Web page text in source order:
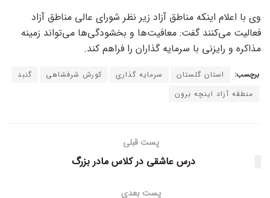
وی با اعلام اینکه مناطق آزاد زیر نظر شورای عالی مناطق آزاد
فعالیت می‌کنند گفت: معافیت‌ها و بخشودگی‌ها می‌تواند زمینه
مذاکره و رایزنی با سرمایه گذاران را فراهم کند.
برچسب: استان گلستان سرمایه گذاری کورش شرفشاهی
گنبد
منطقه آزاد اینچه برون
پست قبلی
درس عاشقی در کلاس مادر بزرگ
پست بعدی